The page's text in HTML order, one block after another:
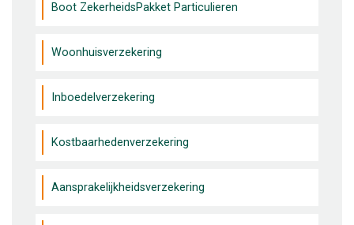
Boot ZekerheidsPakket Particulieren
Woonhuisverzekering
Inboedelverzekering
Kostbaarhedenverzekering
Aansprakelijkheidsverzekering